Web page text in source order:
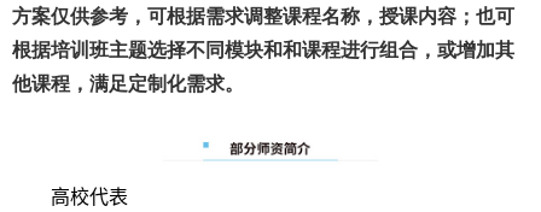
方案仅供参考 ， 可根据需求调整课程名称 ， 授课内容 ； 也可
根据培训班主题选择不同模块和和课程进行组合，或增加其
他课程，满足定制化需求。
高校代表